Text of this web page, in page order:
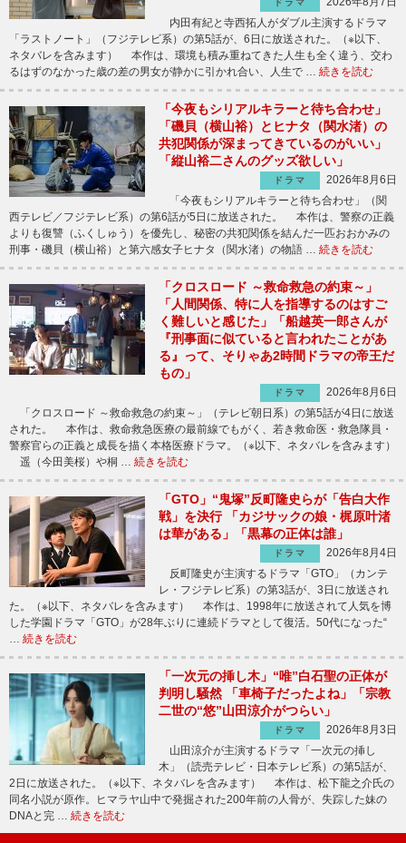
内田有紀と寺西拓人がダブル主演するドラマ
「ラストノート」（フジテレビ系）の第5話が、6日に放送された。（※以下、
ネタバレを含みます） 本作は、環境も積み重ねてきた人生も全く違う、交わ
るはずのなかった歳の差の男女が静かに引かれ合い、人生で … 続きを読む
「今夜もシリアルキラーと待ち合わせ」
「磯貝（横山裕）とヒナタ（関水渚）の
共犯関係が深まってきているのがいい」
「縦山裕二さんのグッズ欲しい」
ドラマ
2026年8月6日
「今夜もシリアルキラーと待ち合わせ」（関
西テレビ／フジテレビ系）の第6話が5日に放送された。 本作は、警察の正義
よりも復讐（ふくしゅう）を優先し、秘密の共犯関係を結んだ一匹おおかみの
刑事・磯貝（横山裕）と第六感女子ヒナタ（関水渚）の物語 … 続きを読む
「クロスロード ～救命救急の約束～」
「人間関係、特に人を指導するのはすご
く難しいと感じた」「船越英一郎さんが
『刑事面に似ていると言われたことがあ
る』って、そりゃあ2時間ドラマの帝王だ
もの」
ドラマ
2026年8月6日
「クロスロード ～救命救急の約束～」（テレビ朝日系）の第5話が4日に放送
された。 本作は、救命救急医療の最前線でもがく、若き救命医・救急隊員・
警察官らの正義と成長を描く本格医療ドラマ。（※以下、ネタバレを含みます）
遥（今田美桜）や桐 … 続きを読む
「GTO」“鬼塚”反町隆史らが「告白大作
戦」を決行 「カジサックの娘・梶原叶渚
は華がある」「黒幕の正体は誰」
ドラマ
2026年8月4日
反町隆史が主演するドラマ「GTO」（カンテ
レ・フジテレビ系）の第3話が、3日に放送され
た。（※以下、ネタバレを含みます） 本作は、1998年に放送されて人気を博
した学園ドラマ「GTO」が28年ぶりに連続ドラマとして復活。50代になった“
続きを読む
「一次元の挿し木」“唯”白石聖の正体が
判明し騒然 「車椅子だったよね」「宗教
二世の“悠”山田涼介がつらい」
ドラマ
2026年8月3日
山田涼介が主演するドラマ「一次元の挿し
木」（読売テレビ・日本テレビ系）の第5話が、
2日に放送された。（※以下、ネタバレを含みます） 本作は、松下龍之介氏の
同名小説が原作。ヒマラヤ山中で発掘された200年前の人骨が、失踪した妹の
DNAと完 … 続きを読む